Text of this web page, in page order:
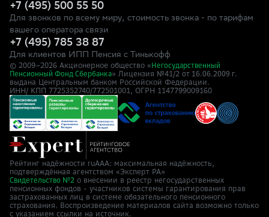
+7 (495) 500 55 50
Для звонков по всему миру, стоимость звонка - по тарифам
вашего оператора связи
+7 (495) 785 38 87
Для клиентов ИПП Пенсия с Тинькофф
© 2009–2026 Акционерное общество « Негосударственный
Пенсионный Фонд Сбербанка» Лицензия №41/2 от 16.06.2009 г.
выдана Центральным банком Российской Федерации.
ИНН/ КПП 7725352740/772501001, ОГРН 1147799009160
Рейтинг надёжности ruAAA: максимальная надёжность,
подтверждённая агентством «Эксперт РА»
Свидетельство №2 о внесении в реестр негосударственных
пенсионных фондов - участников системы гарантирования прав
застрахованных лиц в системе обязательного пенсионного
страхования. Воспроизведение материалов сайта возможно только
с указанием ссылки на источник.